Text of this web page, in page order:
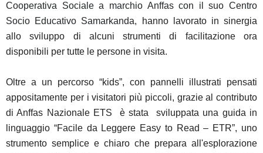
Cooperativa Sociale a marchio Anffas con il suo Centro
Socio Educativo Samarkanda,
hanno lavorato in sinergia
allo sviluppo di alcuni strumenti di facilitazione ora
disponibili per tutte le persone in visita.
Oltre a un percorso “kids”, con pannelli illustrati pensati
appositamente per i visitatori più piccoli, grazie al contributo
di Anffas Nazionale ETS è stata sviluppata una guida in
linguaggio “Facile da Leggere Easy to Read – ETR”, uno
strumento semplice e chiaro che prepara all'esplorazione